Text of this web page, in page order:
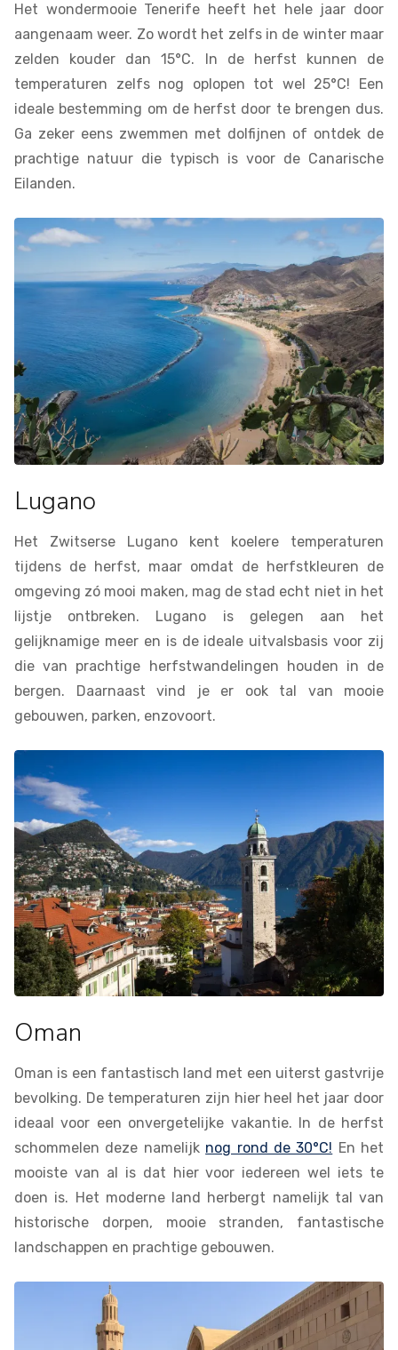
Het wondermooie Tenerife heeft het hele jaar door
aangenaam weer. Zo wordt het zelfs in de winter maar
zelden kouder dan 15°C. In de herfst kunnen de
temperaturen zelfs nog oplopen tot wel 25°C! Een
ideale bestemming om de herfst door te brengen dus.
Ga zeker eens zwemmen met dolfijnen of ontdek de
prachtige natuur die typisch is voor de Canarische
Eilanden.
Lugano
Het Zwitserse Lugano kent koelere temperaturen
tijdens de herfst, maar omdat de herfstkleuren de
omgeving zó mooi maken, mag de stad echt niet in het
lijstje ontbreken. Lugano is gelegen aan het
gelijknamige meer en is de ideale uitvalsbasis voor zij
die van prachtige herfstwandelingen houden in de
bergen. Daarnaast vind je er ook tal van mooie
gebouwen, parken, enzovoort.
Oman
Oman is een fantastisch land met een uiterst gastvrije
bevolking. De temperaturen zijn hier heel het jaar door
ideaal voor een onvergetelijke vakantie. In de herfst
schommelen deze namelijk nog rond de 30°C! En het
mooiste van al is dat hier voor iedereen wel iets te
doen is. Het moderne land herbergt namelijk tal van
historische dorpen, mooie stranden, fantastische
landschappen en prachtige gebouwen.